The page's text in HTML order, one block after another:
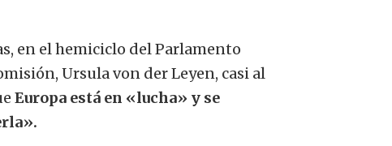
en el hemiciclo del Parlamento
Ursula von der Leyen, casi al
Europa está en «lucha» y se